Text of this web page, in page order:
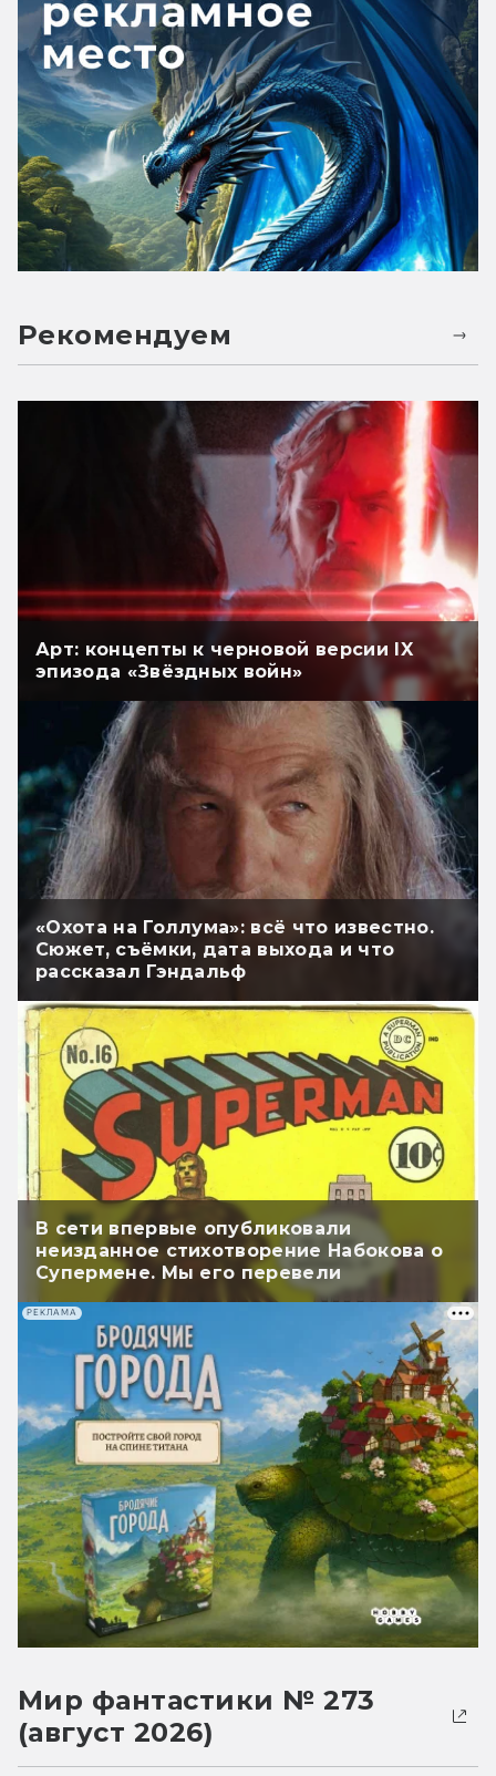
Рекомендуем
Арт: концепты к черновой версии IX
эпизода «Звёздных войн»
«Охота на Голлума»: всё что известно.
Сюжет, съёмки, дата выхода и что
рассказал Гэндальф
В сети впервые опубликовали
неизданное стихотворение Набокова о
Супермене. Мы его перевели
РЕКЛАМА
Мир фантастики № 273
(август 2026)